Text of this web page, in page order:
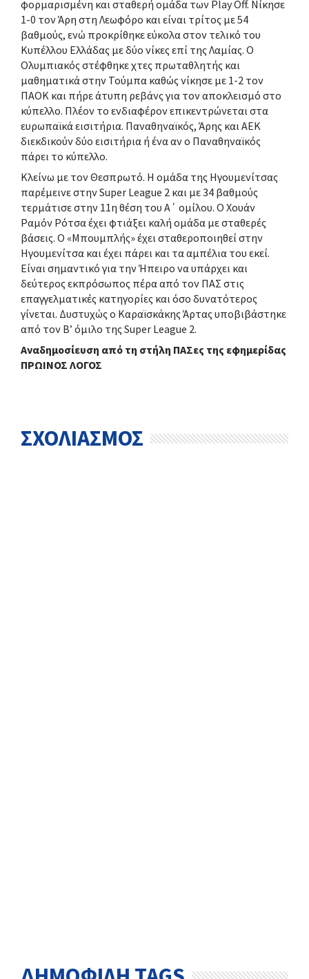
φορμαρισμένη και σταθερή ομάδα των Play Off. Νίκησε
1-0 τον Άρη στη Λεωφόρο και είναι τρίτος με 54
βαθμούς, ενώ προκρίθηκε εύκολα στον τελικό του
Κυπέλλου Ελλάδας με δύο νίκες επί της Λαμίας. Ο
Ολυμπιακός στέφθηκε χτες πρωταθλητής και
μαθηματικά στην Τούμπα καθώς νίκησε με 1-2 τον
ΠΑΟΚ και πήρε άτυπη ρεβάνς για τον αποκλεισμό στο
κύπελλο. Πλέον το ενδιαφέρον επικεντρώνεται στα
ευρωπαϊκά εισιτήρια. Παναθηναϊκός, Άρης και ΑΕΚ
διεκδικούν δύο εισιτήρια ή ένα αν ο Παναθηναϊκός
πάρει το κύπελλο.
Κλείνω με τον Θεσπρωτό. Η ομάδα της Ηγουμενίτσας
παρέμεινε στην Super League 2 και με 34 βαθμούς
τερμάτισε στην 11η θέση του Α΄ ομίλου. Ο Χουάν
Ραμόν Ρότσα έχει φτιάξει καλή ομάδα με σταθερές
βάσεις. Ο «Μπουμπλής» έχει σταθεροποιηθεί στην
Ηγουμενίτσα και έχει πάρει και τα αμπέλια του εκεί.
Είναι σημαντικό για την Ήπειρο να υπάρχει και
δεύτερος εκπρόσωπος πέρα από τον ΠΑΣ στις
επαγγελματικές κατηγορίες και όσο δυνατότερος
γίνεται. Δυστυχώς ο Καραϊσκάκης Άρτας υποβιβάστηκε
από τον Β’ όμιλο της Super League 2.
Αναδημοσίευση από τη στήλη ΠΑΣες της εφημερίδας
ΠΡΩΙΝΟΣ ΛΟΓΟΣ
ΣΧΟΛΙΑΣΜΟΣ